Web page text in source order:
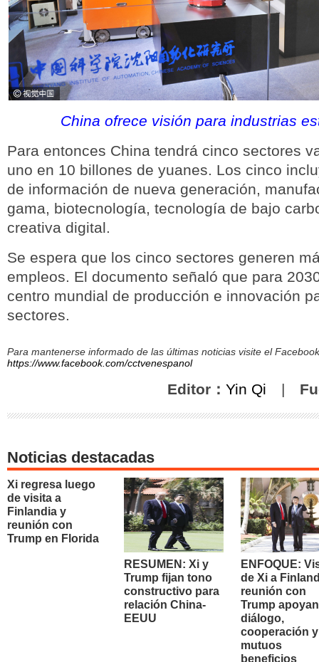
China ofrece visión para industrias
Para entonces China tendrá cinco sectores
uno en 10 billones de yuanes. Los cinco
de información de nueva generación,
gama, biotecnología, tecnología de bajo
creativa digital.
Se espera que los cinco sectores generen
empleos. El documento señaló que para
centro mundial de producción e innovación
sectores.
Para mantenerse informado de las últimas noticias visite el
https://www.facebook.com/cctvenespanol
Editor： Yin Qi |
Noticias destacadas
Xi regresa luego
de visita a
Finlandia y
reunión con
Trump en Florida
RESUMEN: Xi y
Trump fijan tono
constructivo para
relación China-
EEUU
ENFOQUE:
de Xi a
reunión con
Trump apoyan
diálogo,
cooperación y
mutuos
beneficios